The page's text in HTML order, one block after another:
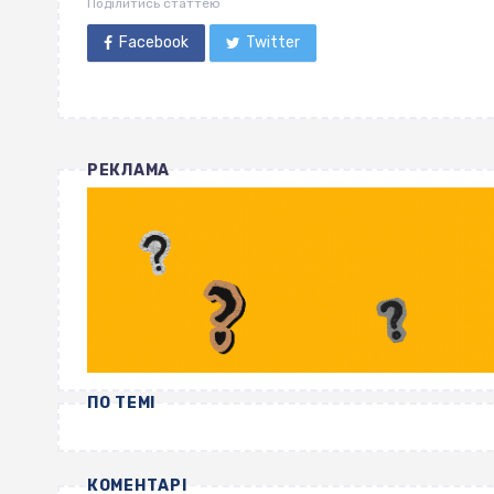
Поділитись статтею
Facebook Twitter
РЕКЛАМА
ПО ТЕМІ
КОМЕНТАРІ